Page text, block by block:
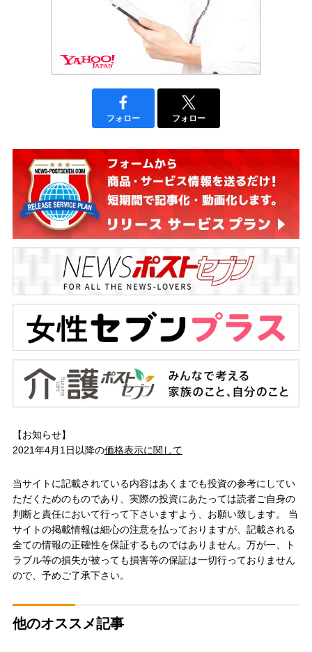
フォロー フォロー
【お知らせ】
2021年4月1日以降の価格表示に関して
当サイトに記載されている内容はあくまでも投資の参考にしてい
ただくためのものであり、実際の投資にあたっては読者ご自身の
判断と責任において行って下さいますよう、お願い致します。 当
サイトの掲載情報は細心の注意を払っておりますが、記載される
全ての情報の正確性を保証するものではありません。万が一、ト
ラブル等の損失が被っても損害等の保証は一切行っておりません
ので、予めご了承下さい。
他のオススメ記事